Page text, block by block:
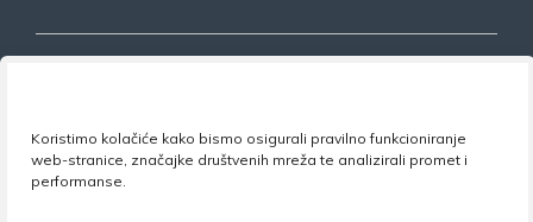
Koristimo kolačiće kako bismo osigurali pravilno funkcioniranje
web-stranice, značajke društvenih mreža te analizirali promet i
performanse.
Nezavisni sindikat znanosti i visokog
obrazovanja